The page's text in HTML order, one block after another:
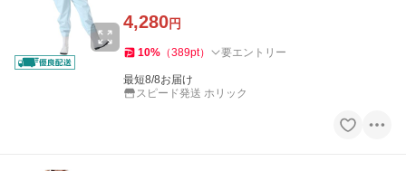
4,280円
10% （389pt） 要エントリー
最短8/8お届け
スピード発送 ホリック